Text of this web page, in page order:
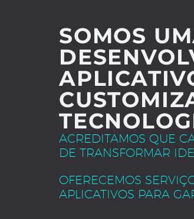
SOMOS
ACREDITAMOS QUE
DE TRANSFORMAR
OFERECEMOS
APLICATIVOS PARA